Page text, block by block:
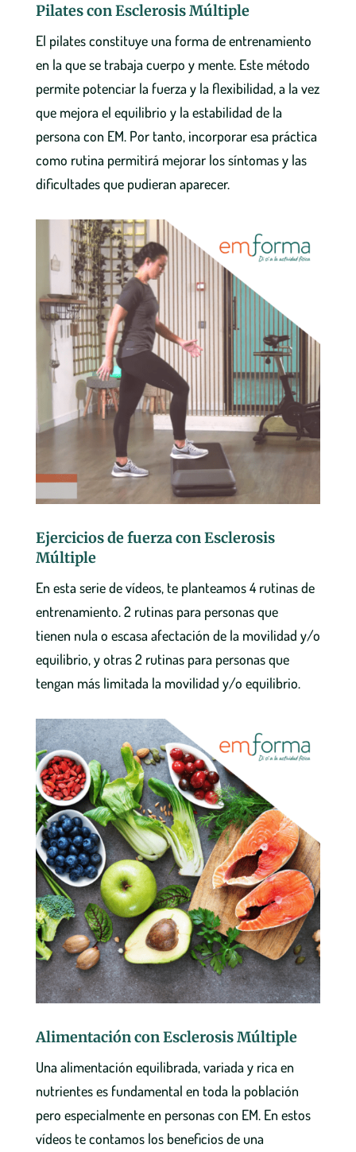
Pilates con Esclerosis Múltiple
El pilates constituye una forma de entrenamiento
en la que se trabaja cuerpo y mente. Este método
permite potenciar la fuerza y la flexibilidad, a la vez
que mejora el equilibrio y la estabilidad de la
persona con EM. Por tanto, incorporar esa práctica
como rutina permitirá mejorar los síntomas y las
dificultades que pudieran aparecer.
Ejercicios de fuerza con Esclerosis
Múltiple
En esta serie de vídeos, te planteamos 4 rutinas de
entrenamiento. 2 rutinas para personas que
tienen nula o escasa afectación de la movilidad y/o
equilibrio, y otras 2 rutinas para personas que
tengan más limitada la movilidad y/o equilibrio.
Alimentación con Esclerosis Múltiple
Una alimentación equilibrada, variada y rica en
nutrientes es fundamental en toda la población
pero especialmente en personas con EM. En estos
vídeos te contamos los beneficios de una